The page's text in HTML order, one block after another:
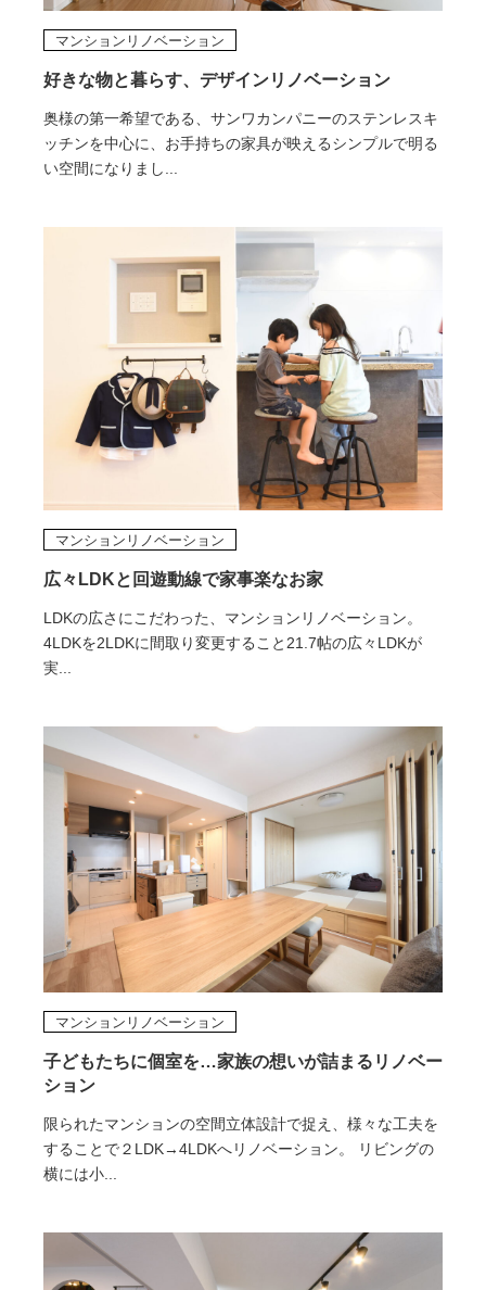
好きな物と暮らす、デザインリノベーション
奥様の第一希望である、サンワカンパニーのステンレスキ
ッチンを中心に、お手持ちの家具が映えるシンプルで明る
い空間になりまし...
マンションリノベーション
広々LDKと回遊動線で家事楽なお家
LDKの広さにこだわった、マンションリノベーション。
4LDKを2LDKに間取り変更すること21.7帖の広々LDKが
実...
マンションリノベーション
子どもたちに個室を…家族の想いが詰まるリノベー
ション
限られたマンションの空間立体設計で捉え、様々な工夫を
することで２LDK→4LDKへリノベーション。 リビングの
横には小...
マンションリノベーション